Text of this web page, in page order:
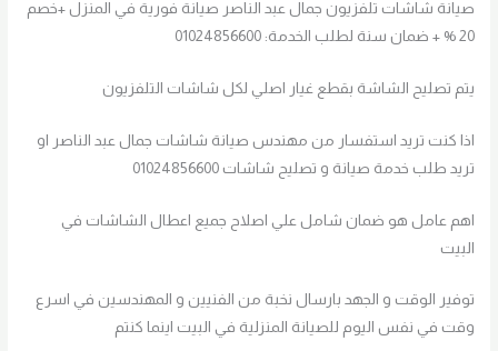
صيانة شاشات تلفزيون جمال عبد الناصر صيانة فورية في المنزل +خصم
20 % + ضمان سنة لطلب الخدمة: 01024856600
يتم تصليح الشاشة بقطع غيار اصلي لكل شاشات التلفزيون
اذا كنت تريد استفسار من مهندس صيانة شاشات جمال عبد الناصر او
تريد طلب خدمة صيانة و تصليح شاشات 01024856600
اهم عامل هو ضمان شامل علي اصلاح جميع اعطال الشاشات في
البيت
توفير الوقت و الجهد بارسال نخبة من الفنيين و المهندسين في اسرع
وقت في نفس اليوم للصيانة المنزلية في البيت اينما كنتم